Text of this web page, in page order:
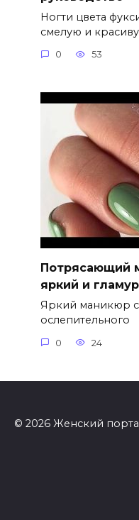
Ногти цвета
смелую и
0 53
Потрясающий
яркий и
Яркий маникюр
ослепительного
0 24
© 2026 Женский